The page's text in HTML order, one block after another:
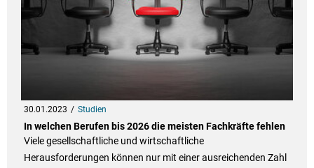
30.01.2023 Studien
In welchen Berufen bis 2026 die meisten Fachkräfte fehlen
Viele gesellschaftliche und wirtschaftliche
Herausforderungen können nur mit einer ausreichenden Zahl